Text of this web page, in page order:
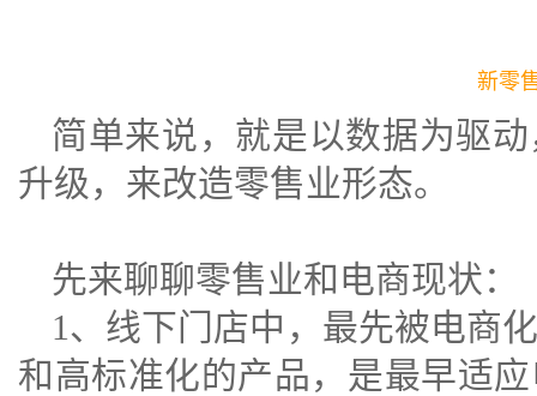
新零
简单来说，就是以数据为驱
升级，来改造零售业形态。
先来聊聊零售业和电商现状：
1、线下门店中，最先被电商
和高标准化的产品，是最早适